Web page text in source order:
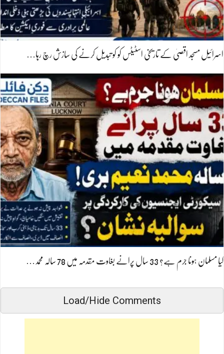
اسرائیل مسجد اقصیٰ کے تاریخی اسٹیٹس کو کو تبدیل کرنے کی سازش رچ رہا…
کیا مسلمان ہونا جرم ہے؟ 33 سال پرانے بغاوت مقدمہ میں 78 سالہ محمد…
Load/Hide Comments